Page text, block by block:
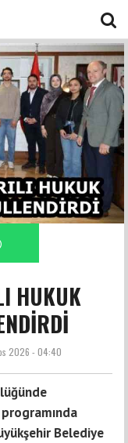
HUKUK
2026 - 04:40
Belediye